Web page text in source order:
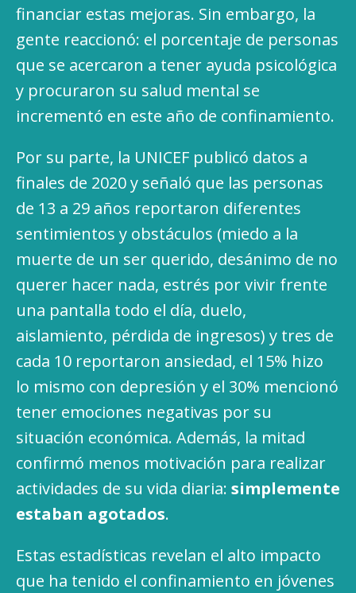
financiar estas mejoras. Sin embargo, la
gente reaccionó: el porcentaje de personas
que se acercaron a tener ayuda psicológica
y procuraron su salud mental se
incrementó en este año de confinamiento.
Por su parte, la UNICEF publicó datos a
finales de 2020 y señaló que las personas
de 13 a 29 años reportaron diferentes
sentimientos y obstáculos (miedo a la
muerte de un ser querido, desánimo de no
querer hacer nada, estrés por vivir frente
una pantalla todo el día, duelo,
aislamiento, pérdida de ingresos) y tres de
cada 10 reportaron ansiedad, el 15% hizo
lo mismo con depresión y el 30% mencionó
tener emociones negativas por su
situación económica. Además, la mitad
confirmó menos motivación para realizar
actividades de su vida diaria: simplemente
estaban agotados.
Estas estadísticas revelan el alto impacto
que ha tenido el confinamiento en jóvenes